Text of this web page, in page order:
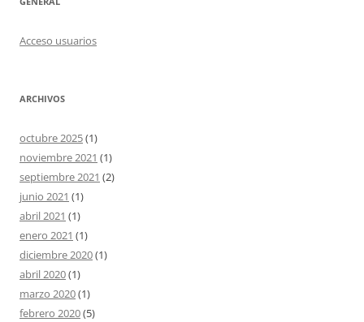
Acceso usuarios
ARCHIVOS
octubre 2025(1)
noviembre 2021 (1)
septiembre 2021 (2)
junio 2021 (1)
abril 2021 (1)
enero 2021 (1)
diciembre 2020(1)
abril 2020(1)
marzo 2020(1)
febrero 2020(5)